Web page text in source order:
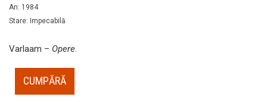
An: 1984
Stare: Impecabilă
Varlaam – Opere
CUMPĂRĂ